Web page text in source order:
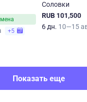
+5
Соловки
RUB 101,500
6 дн. 10—15
Показать еще